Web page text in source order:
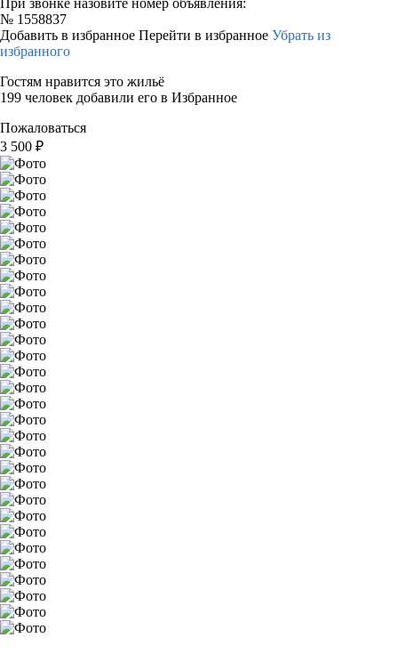
При звонке назовите номер объявления:
№ 1558837
Добавить в избранное Перейти в избранное Убрать из
избранного
Гостям нравится это жильё
199 человек добавили его в Избранное
Пожаловаться
3 500 ₽